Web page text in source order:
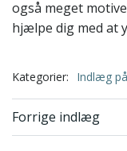
også meget
hjælpe dig med at
Kategorier: Indlæg
Forrige indlæg